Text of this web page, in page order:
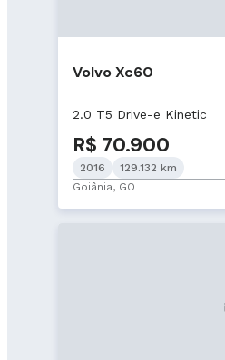
Volvo Xc60
2.0 T5 Drive-e Kinetic
R$ 70.900
2016
129.132 km
Goiânia, GO